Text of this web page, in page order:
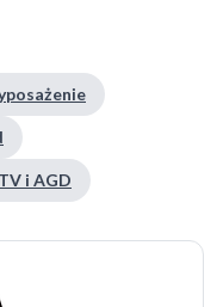
i AGD